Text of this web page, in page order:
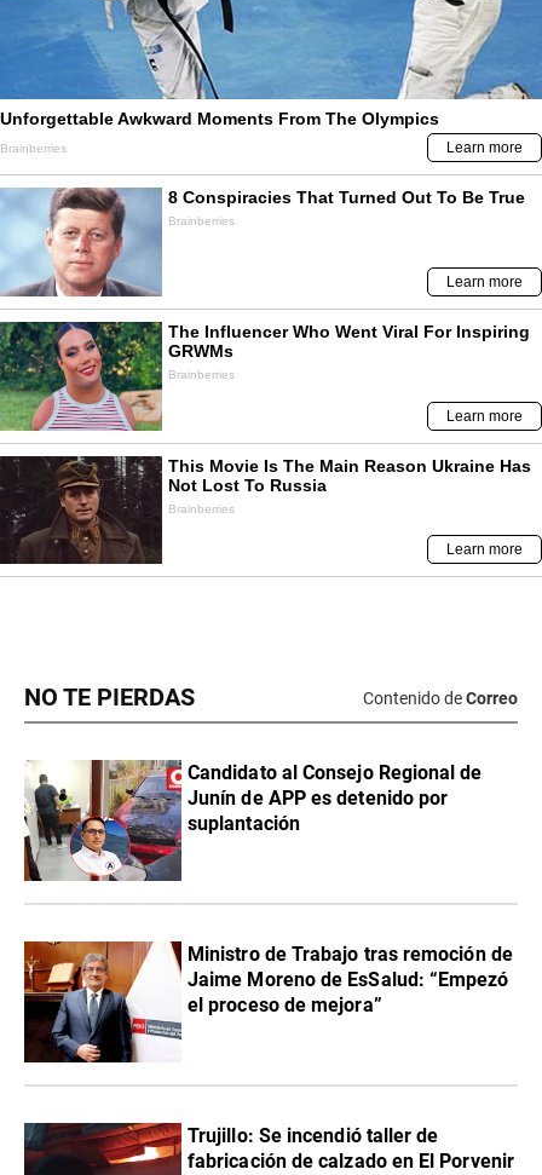
NO TE PIERDAS Contenido deCorreo
Candidato al Consejo Regional de
Junín de APP es detenido por
suplantación
Ministro de Trabajo tras remoción de
Jaime Moreno de EsSalud: “Empezó
el proceso de mejora”
Trujillo: Se incendió taller de
fabricación de calzado en El Porvenir